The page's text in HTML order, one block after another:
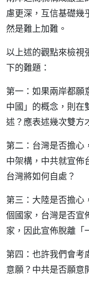
慮更深，互信基礎幾
然是難上加難。
以上述的觀點來檢視
下的難題：
第一：如果兩岸都願
中國」的概念，則在
述？應表述幾次雙方
第二：台灣是否擔心
中架構，中共就宣佈
台灣將如何自處？
第三：大陸是否擔心
個國家，台灣是否宣
家，因此宣佈脫離「
第四：也許我們會考
意願？中共是否願意